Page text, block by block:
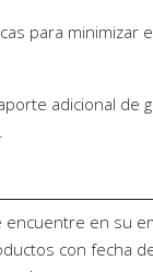
para minimizar
adicional de
en su
con fecha